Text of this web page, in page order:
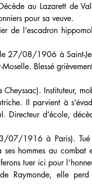
au Lazarett de
pour sa veuve.
de l’escadron
27/08/1906 à Saint-
Blessé
Instituteur,
Il parvient à
Directeur d’école,
07/1916 à Paris).
ses hommes au
tuer ici pour
Raymonde, elle